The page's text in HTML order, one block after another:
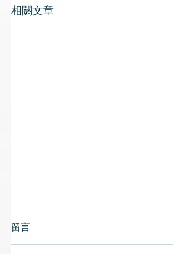
相關文章
留言